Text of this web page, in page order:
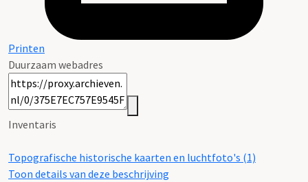
Printen
Duurzaam webadres
Inventaris
Topografische historische kaarten en luchtfoto's (1)
Toon details van deze beschrijving